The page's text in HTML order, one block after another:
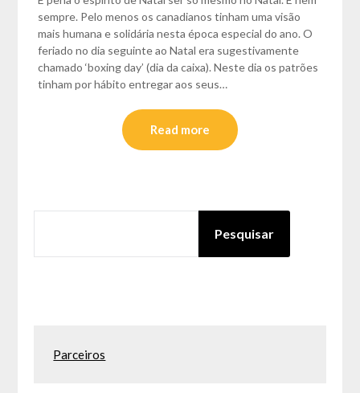
sempre. Pelo menos os canadianos tinham uma visão
mais humana e solidária nesta época especial do ano. O
feriado no dia seguinte ao Natal era sugestivamente
chamado ‘boxing day’ (dia da caixa). Neste dia os patrões
tinham por hábito entregar aos seus…
Read more
Pesquisar
Parceiros